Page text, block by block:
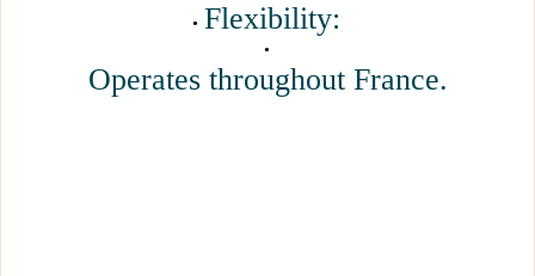
Flexibility:
Operates throughout France.